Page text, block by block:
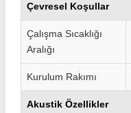
Çevresel Koşullar
Çalışma Sıcaklığı
Aralığı
Kurulum Rakımı
Akustik Özellikler